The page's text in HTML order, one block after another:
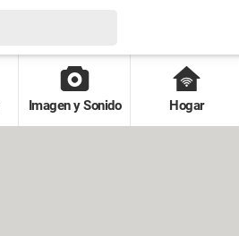
Imagen y Sonido Hogar